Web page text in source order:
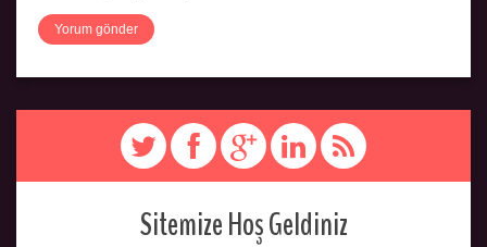
Sitemize Hoş Geldiniz